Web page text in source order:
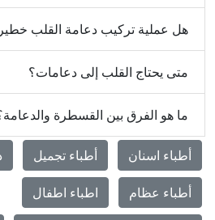
هل عملية تركيب دعامة القلب
متى يحتاج القلب إلى دعامات؟
ما هو الفرق بين القسطرة
أطباء اسنان أطباء تجميل
أطباء عظام اطباء اطفال